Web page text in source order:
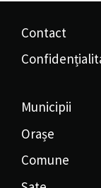
Contact
Municipii
Orașe
Comune